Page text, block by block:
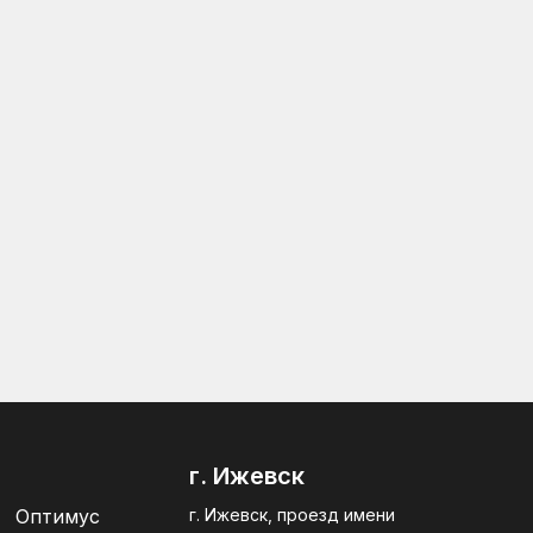
Оптимус
г. Ижевск
г. Ижевск, проезд имени